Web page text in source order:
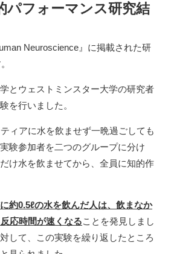
パフォーマンス研究結
Neuroscience』に掲載された研
とウェストミンスター大学の研究者
を行いました。
ィアに水を飲ませず一晩過ごしても
験参加者を二つのグループに分け
け水を飲ませてから、全員に知的作
約0.5ℓの水を飲んだ人は、飲まなか
応時間が速くなることを発見しまし
して、この実験を繰り返したところ